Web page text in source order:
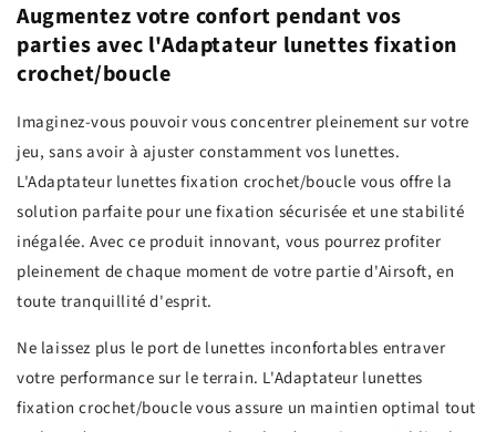
Augmentez votre confort pendant vos
parties avec l'Adaptateur lunettes fixation
crochet/boucle
Imaginez-vous pouvoir vous concentrer pleinement sur votre
jeu, sans avoir à ajuster constamment vos lunettes.
L'Adaptateur lunettes fixation crochet/boucle vous offre la
solution parfaite pour une fixation sécurisée et une stabilité
inégalée. Avec ce produit innovant, vous pourrez profiter
pleinement de chaque moment de votre partie d'Airsoft, en
toute tranquillité d'esprit.
Ne laissez plus le port de lunettes inconfortables entraver
votre performance sur le terrain. L'Adaptateur lunettes
fixation crochet/boucle vous assure un maintien optimal tout